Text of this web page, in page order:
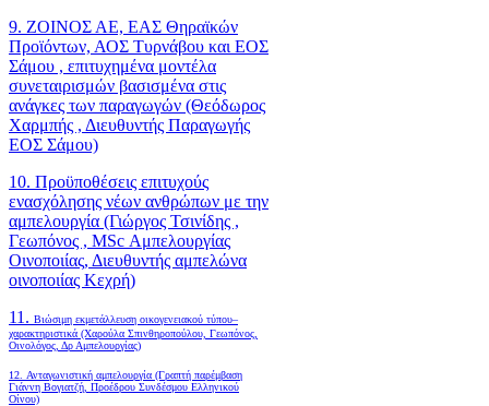
9. ΖΟΙΝΟΣ ΑΕ, ΕΑΣ Θηραϊκών
Προϊόντων, ΑΟΣ Τυρνάβου και ΕΟΣ
Σάμου , επιτυχημένα μοντέλα
συνεταιρισμών βασισμένα στις
ανάγκες των παραγωγών (Θεόδωρος
Χαρμπής , Διευθυντής Παραγωγής
ΕΟΣ Σάμου)
10. Προϋποθέσεις επιτυχούς
ενασχόλησης νέων ανθρώπων με την
αμπελουργία (Γιώργος Τσινίδης ,
Γεωπόνος , MSc Αμπελουργίας
Οινοποιίας, Διευθυντής αμπελώνα
οινοποιίας Κεχρή)
11. Βιώσιμη εκμετάλλευση οικογενειακού τύπου–
χαρακτηριστικά (Χαρούλα Σπινθηροπούλου, Γεωπόνος,
Οινολόγος, Δρ Αμπελουργίας)
12. Ανταγωνιστική αμπελουργία (Γραπτή παρέμβαση
Γιάννη Βογιατζή, Προέδρου Συνδέσμου Ελληνικού
Οίνου)